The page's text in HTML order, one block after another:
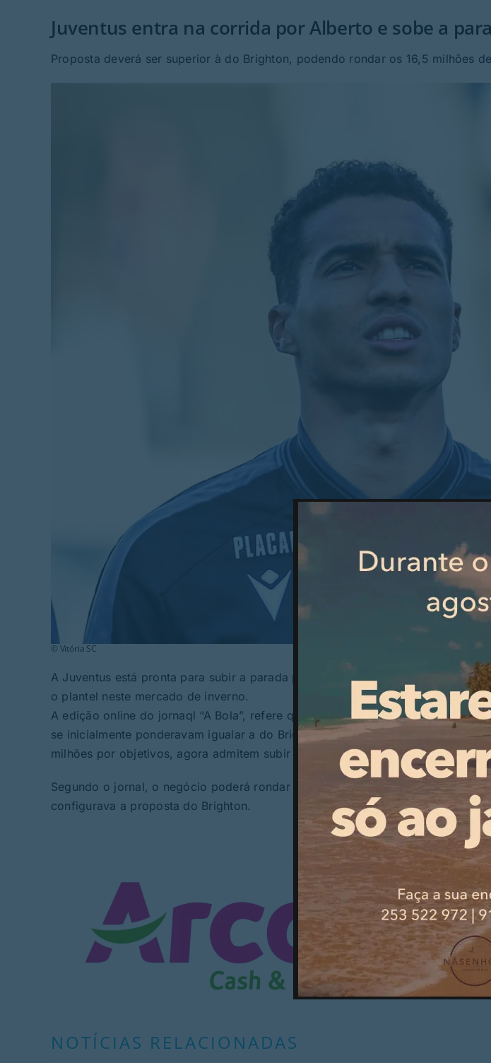
Juventus entra na corrida por Alberto e sobe a
Proposta deverá ser superior à do Brighton, podendo rondar os 16,5 milhões
© Vitória SC
A Juventus está pronta para subir a parada pelo lateral-direito de 21 anos,
o plantel neste mercado de inverno.
A edição online do jornaql “A Bola”, refere que os italianos preparam
se inicialmente ponderavam igualar a do Brighton, que entretanto saiu de
milhões por objetivos, agora admitem subir acima dessa fasquia.
Segundo o jornal, o negócio poderá rondar os 16,5 milhões de euros, superior
configurava a proposta do Brighton.
PUBLICIDADE
NOTÍCIAS RELACIONADAS